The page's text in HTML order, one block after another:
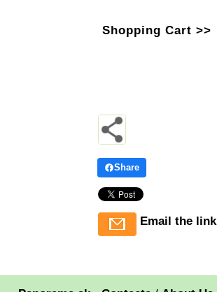
Shopping Cart >>
Share
Email the link